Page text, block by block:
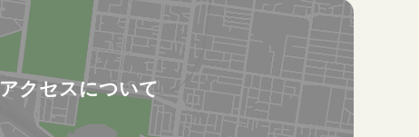
アクセスについて